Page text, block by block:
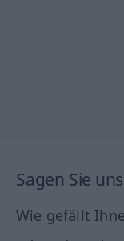
Sagen Sie
Wie gefällt